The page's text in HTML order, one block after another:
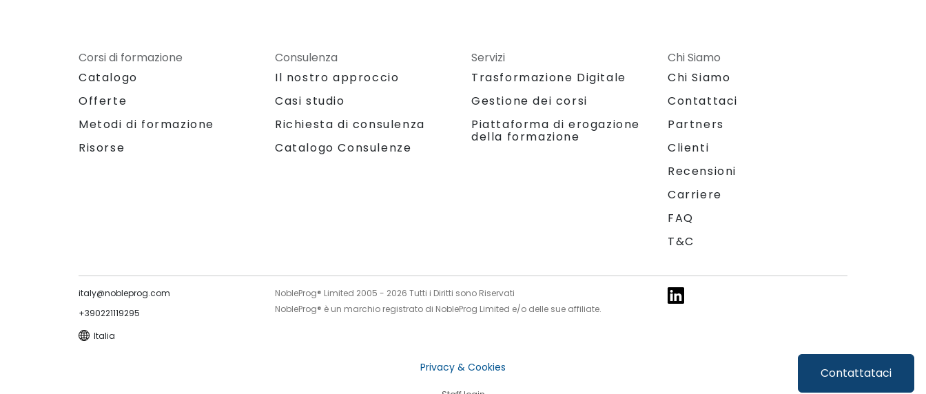
Contattataci
Corsi di formazione
Catalogo
Offerte
Metodi di formazione
Risorse
Consulenza
Il nostro approccio
Casi studio
Richiesta di consulenza
Catalogo Consulenze
Servizi
Trasformazione Digitale
Gestione dei corsi
Piattaforma di erogazione
della formazione
Chi Siamo
Chi Siamo
Contattaci
Partners
Clienti
Recensioni
Carriere
FAQ
T&C
italy@nobleprog.com
+390221119295
Italia
NobleProg® Limited 2005 - 2026 Tutti i Diritti sono Riservati
NobleProg® è un marchio registrato di NobleProg Limited e/o delle sue affiliate.
Privacy & Cookies